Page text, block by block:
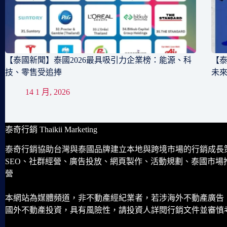
【泰國新聞】泰國2026最具吸引力企業榜：能源、科
技、零售受追捧
14 1 月, 2026
【
未
泰奇行銷 Thaikii Marketing
泰奇行銷協助台灣與泰國品牌建立本地與跨境市場的行銷成長
SEO、社群經營、廣告投放、網頁製作、活動規劃、泰國市
營
本網站為媒體頻道，非不動產經紀業者，若涉海外不動產廣告
國外不動產投資，具有風險性，請投資人詳閱行銷文件並審慎